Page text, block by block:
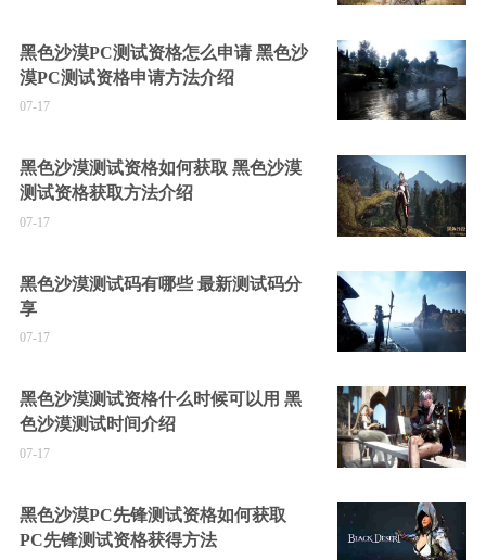
黑色沙漠PC测试资格怎么申请 黑色沙
漠PC测试资格申请方法介绍
07-17
黑色沙漠测试资格如何获取 黑色沙漠
测试资格获取方法介绍
07-17
黑色沙漠测试码有哪些 最新测试码分
享
07-17
黑色沙漠测试资格什么时候可以用 黑
色沙漠测试时间介绍
07-17
黑色沙漠PC先锋测试资格如何获取
PC先锋测试资格获得方法